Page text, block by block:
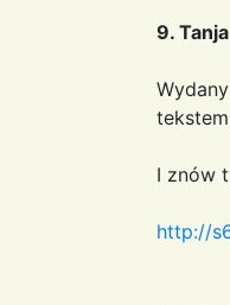
9.
I znów
http://